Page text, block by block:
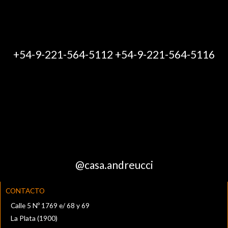
+54-9-221-564-5112 +54-9-221-564-5116
@casa.andreucci
CONTACTO
Calle 5 Nº 1769 e/ 68 y 69
La Plata (1900)